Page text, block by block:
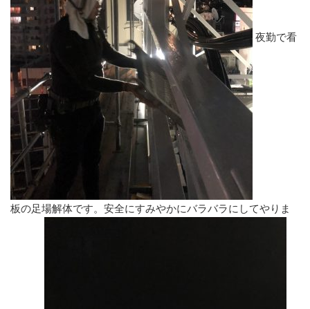
夜勤で看
板の足場解体です。安全にすみやかにバラバラにしてやりま